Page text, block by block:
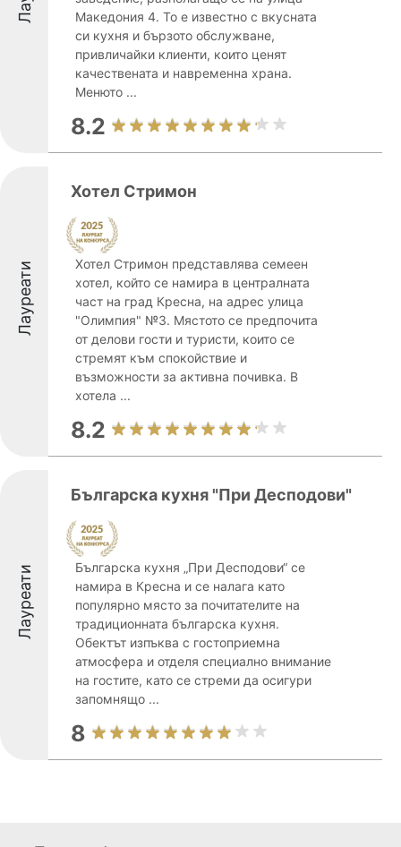
Македония 4. То е известно с вкусната
си кухня и бързото обслужване,
привличайки клиенти, които ценят
качествената и навременна храна.
Менюто ...
8.2
Лауреати
Хотел Стримон
Хотел Стримон представлява семеен
хотел, който се намира в централната
част на град Кресна, на адрес улица
"Олимпия" №3. Мястото се предпочита
от делови гости и туристи, които се
стремят към спокойствие и
възможности за активна почивка. В
хотела ...
8.2
Лауреати
Българска кухня "При Десподови"
Българска кухня „При Десподови“ се
намира в Кресна и се налага като
популярно място за почитателите на
традиционната българска кухня.
Обектът изпъква с гостоприемна
атмосфера и отделя специално внимание
на гостите, като се стреми да осигури
запомнящо ...
8